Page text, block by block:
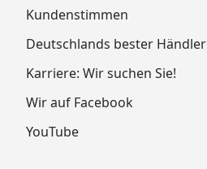
Kundenstimmen
Deutschlands bester Händler
Karriere: Wir suchen Sie!
Wir auf Facebook
YouTube